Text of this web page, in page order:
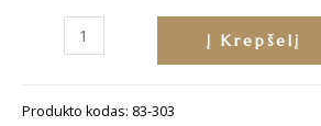
produkto
užvalkalas
Į Krepšelį
Produkto kodas: 83-303